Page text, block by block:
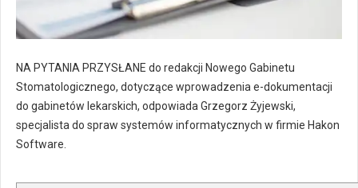
NA PYTANIA PRZYSŁANE do redakcji Nowego Gabinetu
Stomatologicznego, dotyczące wprowadzenia e-dokumentacji
do gabinetów lekarskich, odpowiada Grzegorz Żyjewski,
specjalista do spraw systemów informatycznych w firmie Hakon
Software.